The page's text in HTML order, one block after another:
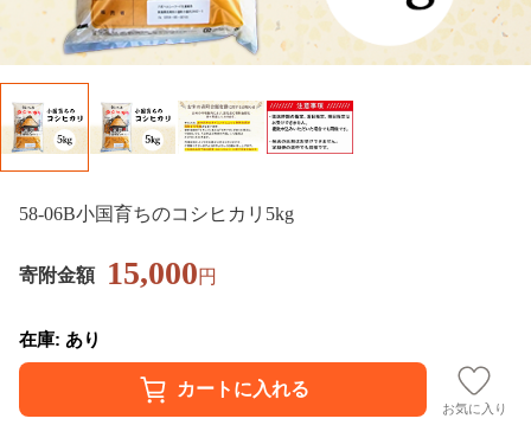
58-06B小国育ちのコシヒカリ5kg
寄附金額 15,000円
在庫: あり
お気に入り